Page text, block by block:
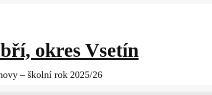
okres Vsetín
– školní rok 2025/26